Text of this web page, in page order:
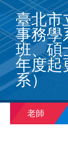
跳
到
主
要
內
容
區
臺北市
事務學
班、碩
年度起
系）
老師